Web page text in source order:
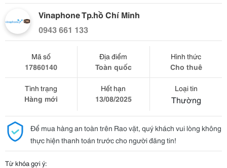
Vinaphone Tp.hồ Chí Minh
0943 661 133
Mã số
17860140
Địa điểm
Toàn quốc
Hình thức
Cho thuê
Tình trạng
Hàng mới
Hết hạn
13/08/2025
Loại tin
Thường
Để mua hàng an toàn trên Rao vặt, quý khách vui lòng không
thực hiện thanh toán trước cho người đăng tin!
Từ khóa gợi ý: